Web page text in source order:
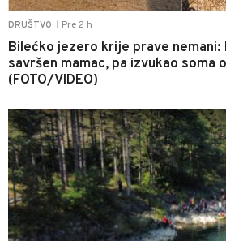
DRUŠTVO Pre 2 h
Bilećko jezero krije prave nemani:
savršen mamac, pa izvukao soma
(FOTO/VIDEO)